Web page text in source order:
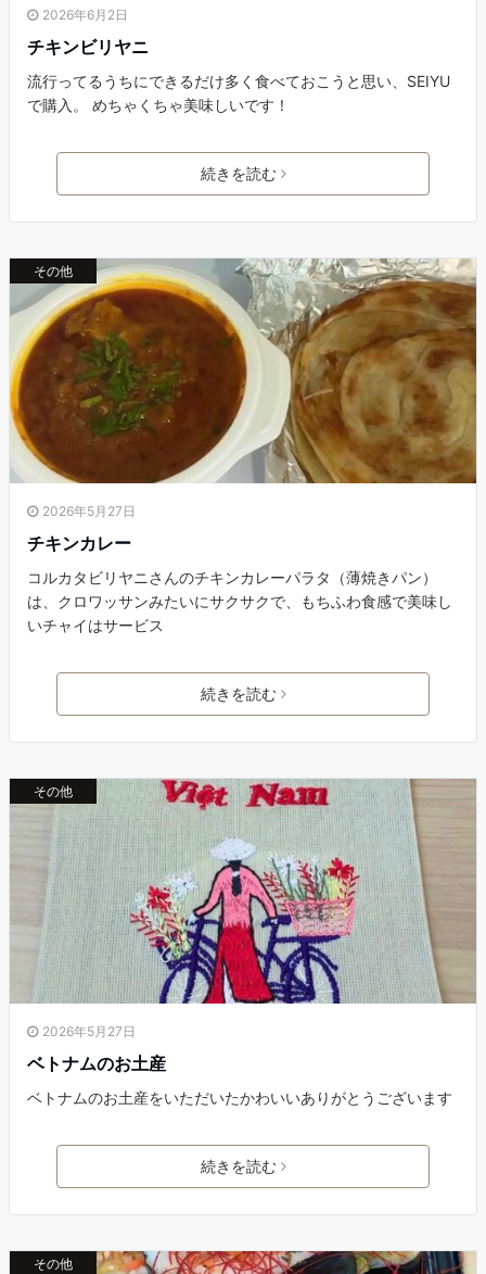
2026年6月2日
チキンビリヤニ
流行ってるうちにできるだけ多く食べておこうと思い、SEIYU
で購入。 めちゃくちゃ美味しいです！
続きを読む
その他
2026年5月27日
チキンカレー
コルカタビリヤニさんのチキンカレーパラタ（薄焼きパン）
は、クロワッサンみたいにサクサクで、もちふわ食感で美味し
いチャイはサービス
続きを読む
その他
2026年5月27日
ベトナムのお土産
ベトナムのお土産をいただいたかわいいありがとうございます
続きを読む
その他